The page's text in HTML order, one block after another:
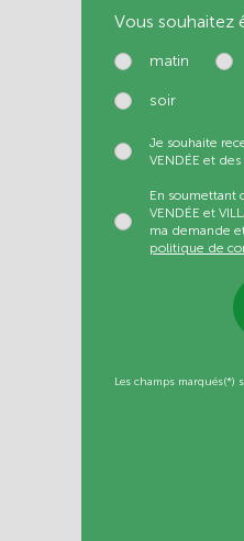
Vous souhaitez
matin
soir
Je souhaite
VENDÉE et
En soumettant
VENDÉE et
ma demande
politique de
Les champs marqués(*)